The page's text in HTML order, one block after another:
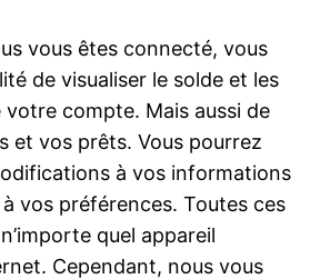
vous êtes connecté, vous
de visualiser le solde et les
compte. Mais aussi de
et vos prêts. Vous pourrez
à vos informations
vos préférences. Toutes ces
quel appareil
Cependant, nous vous